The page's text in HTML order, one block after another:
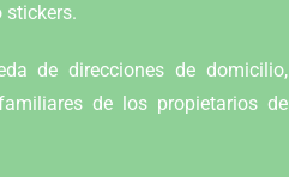
stickers.
de direcciones de domicilio,
de los propietarios de